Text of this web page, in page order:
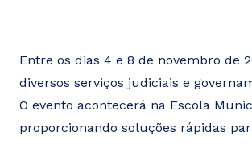
Entre os dias 4 e 8 de novembro de
diversos serviços judiciais e
O evento acontecerá na Escola
proporcionando soluções rápidas